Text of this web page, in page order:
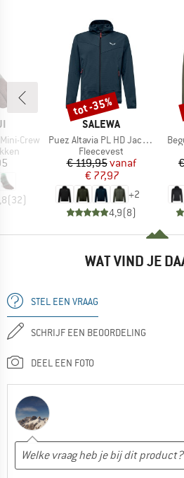
Crew
(32)
MERK
SALEWA
Artikel
Puez Altavia PL HD Jacket
Productgroep
Fleecevest
Prijs
€ 119,95Verlaagde prijs
vanaf
€ 77,97
+2
4,9(8)
Korting
tot -35%
WAT VIND JE
STEL EEN VRAAG
SCHRIJF EEN BEOORDELING
DEEL EEN FOTO